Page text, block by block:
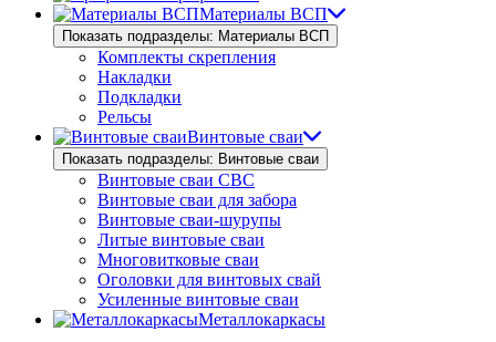
Материалы ВСП
Показать подразделы: Материалы ВСП
Комплекты скрепления
Накладки
Подкладки
Рельсы
Винтовые сваи
Показать подразделы: Винтовые сваи
Винтовые сваи СВС
Винтовые сваи для забора
Винтовые сваи-шурупы
Литые винтовые сваи
Многовитковые сваи
Оголовки для винтовых свай
Усиленные винтовые сваи
Металлокаркасы